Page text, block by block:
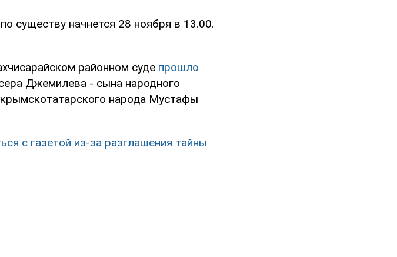
существу начнется 28 ноября в 13.00.
районном суде прошло
Джемилева - сына народного
народа Мустафы
с газетой из-за разглашения тайны